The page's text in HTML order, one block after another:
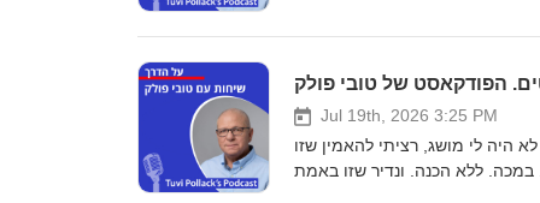
דבר - המדד הקובע היחיד הוא
המנדטים הסופי ובהרכב האפשרי
שלנו, תלך ארה"ב לבחירות אמצע
הקרובות, מעט פחות קודרת מכל
קודמותיה בשנים האחרונות
Jul 19th, 2026 3:25 PM
היה לי מושג, רציתי להאמין שזו
במכה. ללא הכנה. ונדיר שזו באמת